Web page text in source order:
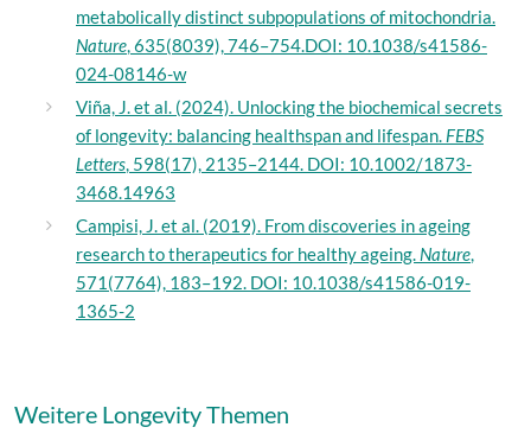
metabolically distinct subpopulations of mitochondria.
Nature, 635(8039), 746–754.DOI: 10.1038/s41586-
024-08146-w
Viña, J. et al. (2024). Unlocking the biochemical secrets
of longevity: balancing healthspan and lifespan. FEBS
Letters, 598(17), 2135–2144. DOI: 10.1002/1873-
3468.14963
Campisi, J. et al. (2019). From discoveries in ageing
research to therapeutics for healthy ageing. Nature,
571(7764), 183–192. DOI: 10.1038/s41586-019-
1365-2
Weitere Longevity Themen